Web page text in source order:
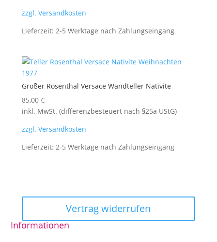
zzgl. Versandkosten
Lieferzeit: 2-5 Werktage nach Zahlungseingang
Großer Rosenthal Versace Wandteller Nativite
85,00 €
inkl. MwSt. (differenzbesteuert nach §25a UStG)
zzgl. Versandkosten
Lieferzeit: 2-5 Werktage nach Zahlungseingang
Vertrag widerrufen
Informationen